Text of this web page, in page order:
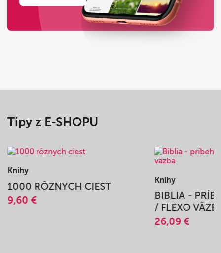
Tipy z E-SHOPU
Knihy
1000 RÔZNYCH CIEST
9,60 €
Knihy
BIBLIA -
/ FLEXO
26,09 €